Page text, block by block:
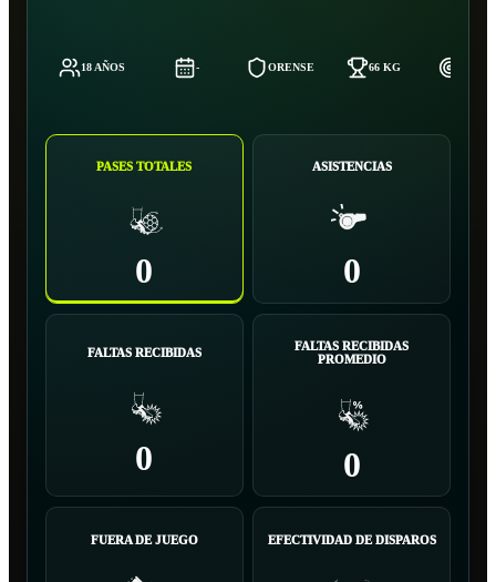
18 AÑOS - ORENSE 66 KG
PASES TOTALES
0
ASISTENCIAS
0
FALTAS RECIBIDAS
0
FALTAS RECIBIDAS
PROMEDIO
0
FUERA DE JUEGO EFECTIVIDAD DE DISPAROS